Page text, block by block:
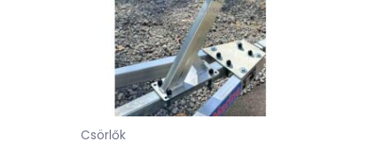
Csörlők